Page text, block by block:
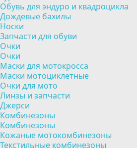
Обувь для эндуро и квадроцикла
Дождевые бахилы
Носки
Запчасти для обуви
Очки
Очки
Маски для мотокросса
Маски мотоциклетные
Очки для мото
Линзы и запчасти
Джерси
Комбинезоны
Комбинезоны
Кожаные мотокомбинезоны
Текстильные комбинезоны